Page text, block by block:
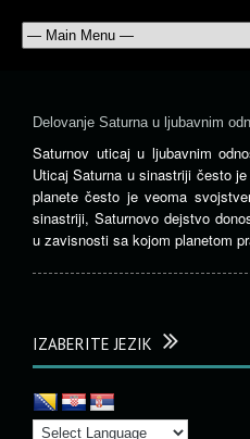
Delovanje Saturna u ljubavnim
Saturnov uticaj u ljubavnim
Uticaj Saturna u sinastriji često
planete često je veoma
sinastriji, Saturnovo dejstvo
u zavisnosti sa kojom planetom
IZABERITE JEZIK